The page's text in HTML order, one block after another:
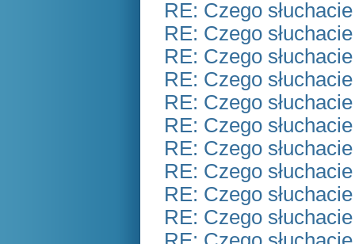
RE: Czego
RE: Czego
RE: Czego
RE: Czego
RE: Czego
RE: Czego
RE: Czego
RE: Czego
RE: Czego
RE: Czego